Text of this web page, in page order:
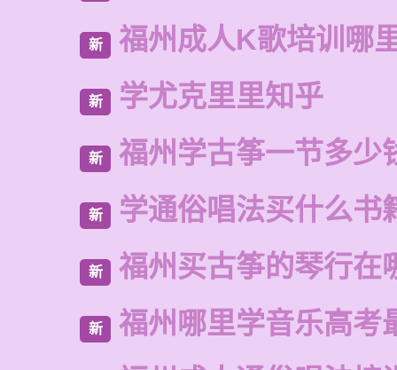
新 福州成人K歌培训哪
新 学尤克里里知乎
新 福州学古筝一节多少
新 学通俗唱法买什么书
新 福州买古筝的琴行在
新 福州哪里学音乐高考